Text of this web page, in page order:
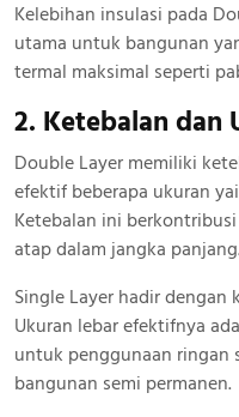
Kelebihan insulasi pada
utama untuk bangunan
termal maksimal seperti
2. Ketebalan dan
Double Layer memiliki
efektif beberapa ukuran
Ketebalan ini
atap dalam jangka panjang.
Single Layer hadir dengan
Ukuran lebar efektifnya
untuk penggunaan ringan
bangunan semi permanen.